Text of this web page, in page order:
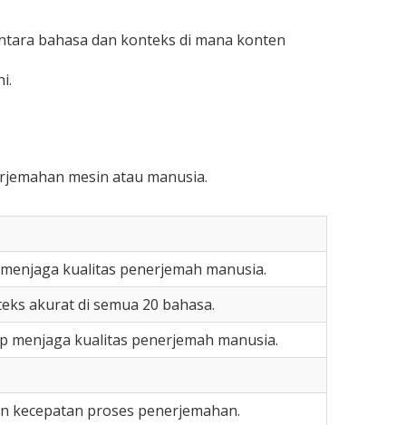
bahasa dan konteks di mana konten
mesin atau manusia.
kualitas penerjemah manusia.
akurat di semua 20 bahasa.
kualitas penerjemah manusia.
kecepatan proses penerjemahan.